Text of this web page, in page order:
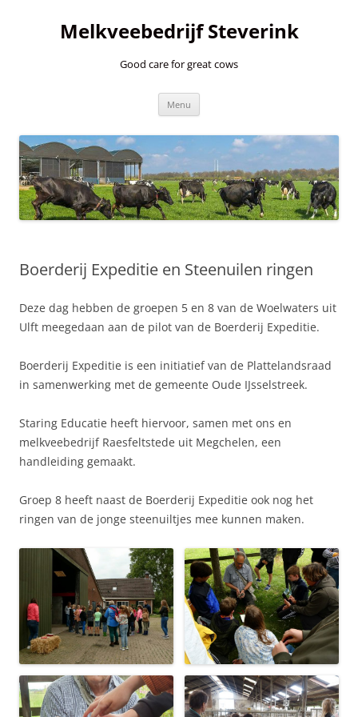
Melkveebedrijf Steverink
Good care for great cows
Menu
Boerderij Expeditie en Steenuilen ringen
Deze dag hebben de groepen 5 en 8 van de Woelwaters uit
Ulft meegedaan aan de pilot van de Boerderij Expeditie.
Boerderij Expeditie is een initiatief van de Plattelandsraad
in samenwerking met de gemeente Oude IJsselstreek.
Staring Educatie heeft hiervoor, samen met ons en
melkveebedrijf Raesfeltstede uit Megchelen, een
handleiding gemaakt.
Groep 8 heeft naast de Boerderij Expeditie ook nog het
ringen van de jonge steenuiltjes mee kunnen maken.